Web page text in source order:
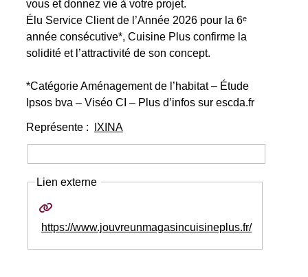
vous et donnez vie à votre projet.
Élu Service Client de l’Année 2026 pour la 6ᵉ
année consécutive*, Cuisine Plus confirme la
solidité et l’attractivité de son concept.
*Catégorie Aménagement de l’habitat – Étude
Ipsos bva – Viséo CI – Plus d’infos sur escda.fr
Représente : IXINA
Lien externe
https://www.jouvreunmagasincuisineplus.fr/